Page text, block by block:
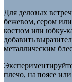
Для деловых
бежевом, сером
костюм или юбку-
добавить
металлическим
плечо, на поясе